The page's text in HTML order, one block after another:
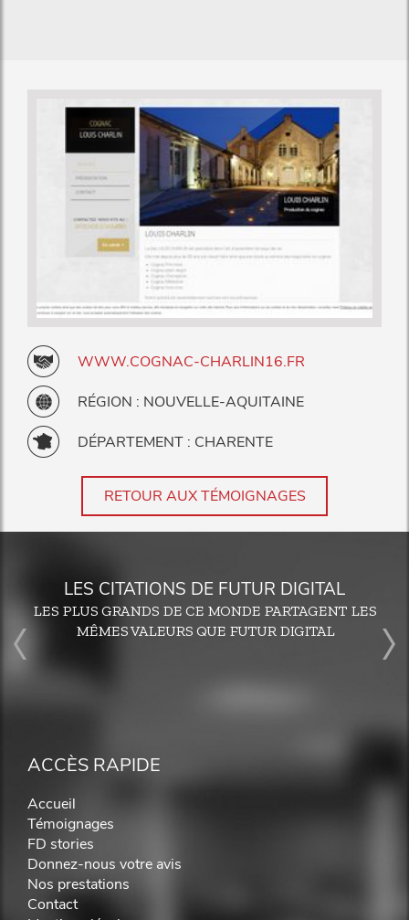
WWW.COGNAC-CHARLIN16.FR
RÉGION : NOUVELLE-AQUITAINE
DÉPARTEMENT : CHARENTE
RETOUR AUX TÉMOIGNAGES
LES CITATIONS DE FUTUR DIGITAL
LES PLUS GRANDS DE CE MONDE PARTAGENT LES
MÊMES VALEURS QUE FUTUR DIGITAL
ACCÈS RAPIDE
Accueil
Témoignages
FD stories
Donnez-nous votre avis
Nos prestations
Contact